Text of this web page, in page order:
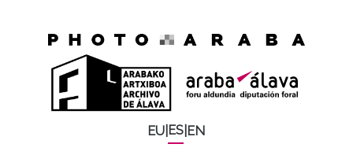
EU ES EN